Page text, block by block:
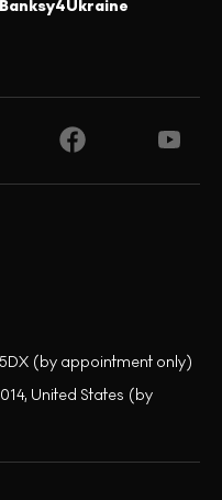
5DX (by appointment only)
United States (by